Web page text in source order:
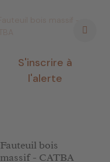
S'inscrire à
l'alerte
Fauteuil bois
massif - CATBA